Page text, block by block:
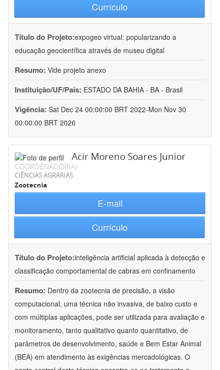
Currículo
Título do Projeto:expogeo virtual: popularizando a
educação geocientífica através de museu digital
Resumo: Vide projeto anexo
Instituição/UF/País: ESTADO DA BAHIA - BA - Brasil
Vigência: Sat Dec 24 00:00:00 BRT 2022-Mon Nov 30
00:00:00 BRT 2026
Acir Moreno Soares Junior
COORDENADOR(A)
CIÊNCIAS AGRÁRIAS
Zootecnia
E-mail
Currículo
Título do Projeto:inteligência artificial aplicada à detecção e
classificação comportamental de cabras em confinamento
Resumo: Dentro da zootecnia de precisão, a visão
computacional, uma técnica não invasiva, de baixo custo e
com múltiplas aplicações, pode ser utilizada para avaliação e
monitoramento, tanto qualitativo quanto quantitativo, de
parâmetros de desenvolvimento, saúde e Bem Estar Animal
(BEA) em atendimento às exigências mercadológicas. O